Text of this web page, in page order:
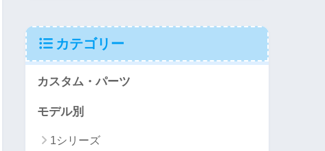
カテゴリー
カスタム・パーツ
モデル別
1シリーズ